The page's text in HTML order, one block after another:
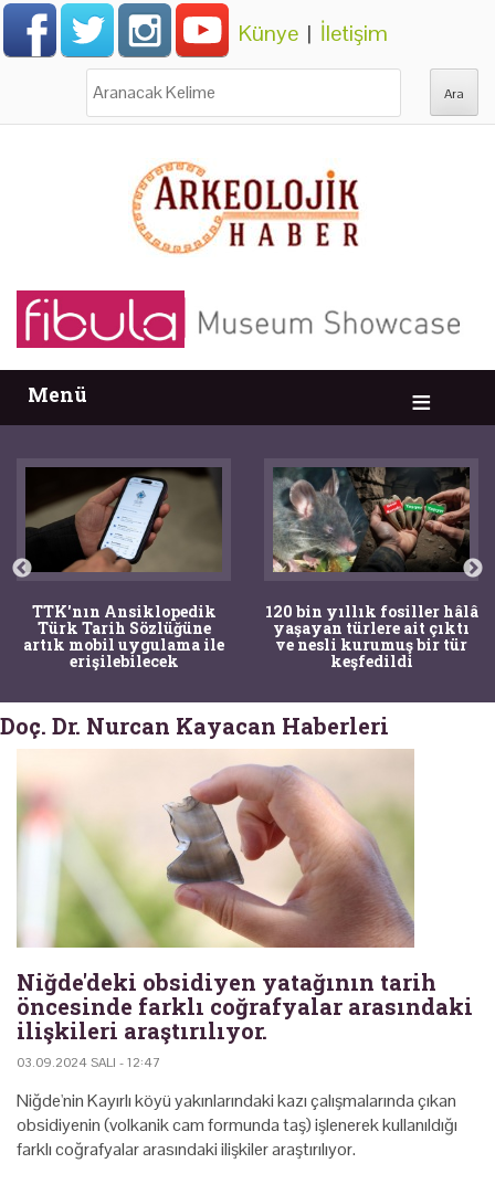
Künye | İletişim
Menü
TTK'nın Ansiklopedik
Türk Tarih Sözlüğüne
artık mobil uygulama ile
erişilebilecek
120 bin yıllık fosiller hâlâ
yaşayan türlere ait çıktı
ve nesli kurumuş bir tür
keşfedildi
Doç. Dr. Nurcan Kayacan Haberleri
Niğde'deki obsidiyen yatağının tarih
öncesinde farklı coğrafyalar arasındaki
ilişkileri araştırılıyor.
03.09.2024 SALI - 12:47
Niğde'nin Kayırlı köyü yakınlarındaki kazı çalışmalarında çıkan
obsidiyenin (volkanik cam formunda taş) işlenerek kullanıldığı
farklı coğrafyalar arasındaki ilişkiler araştırılıyor.